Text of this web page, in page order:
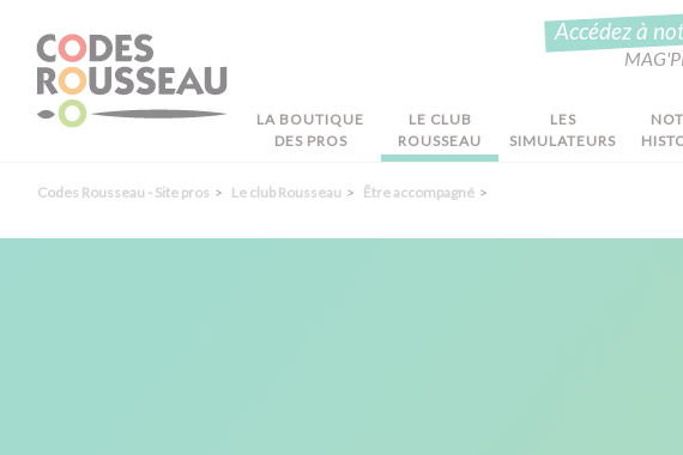
LA BOUTIQUE
DES PROS
LE CLUB
ROUSSEAU
LES
SIMULATEURS
Accédez à
Codes Rousseau - Site pros Le club Rousseau Être accompagné